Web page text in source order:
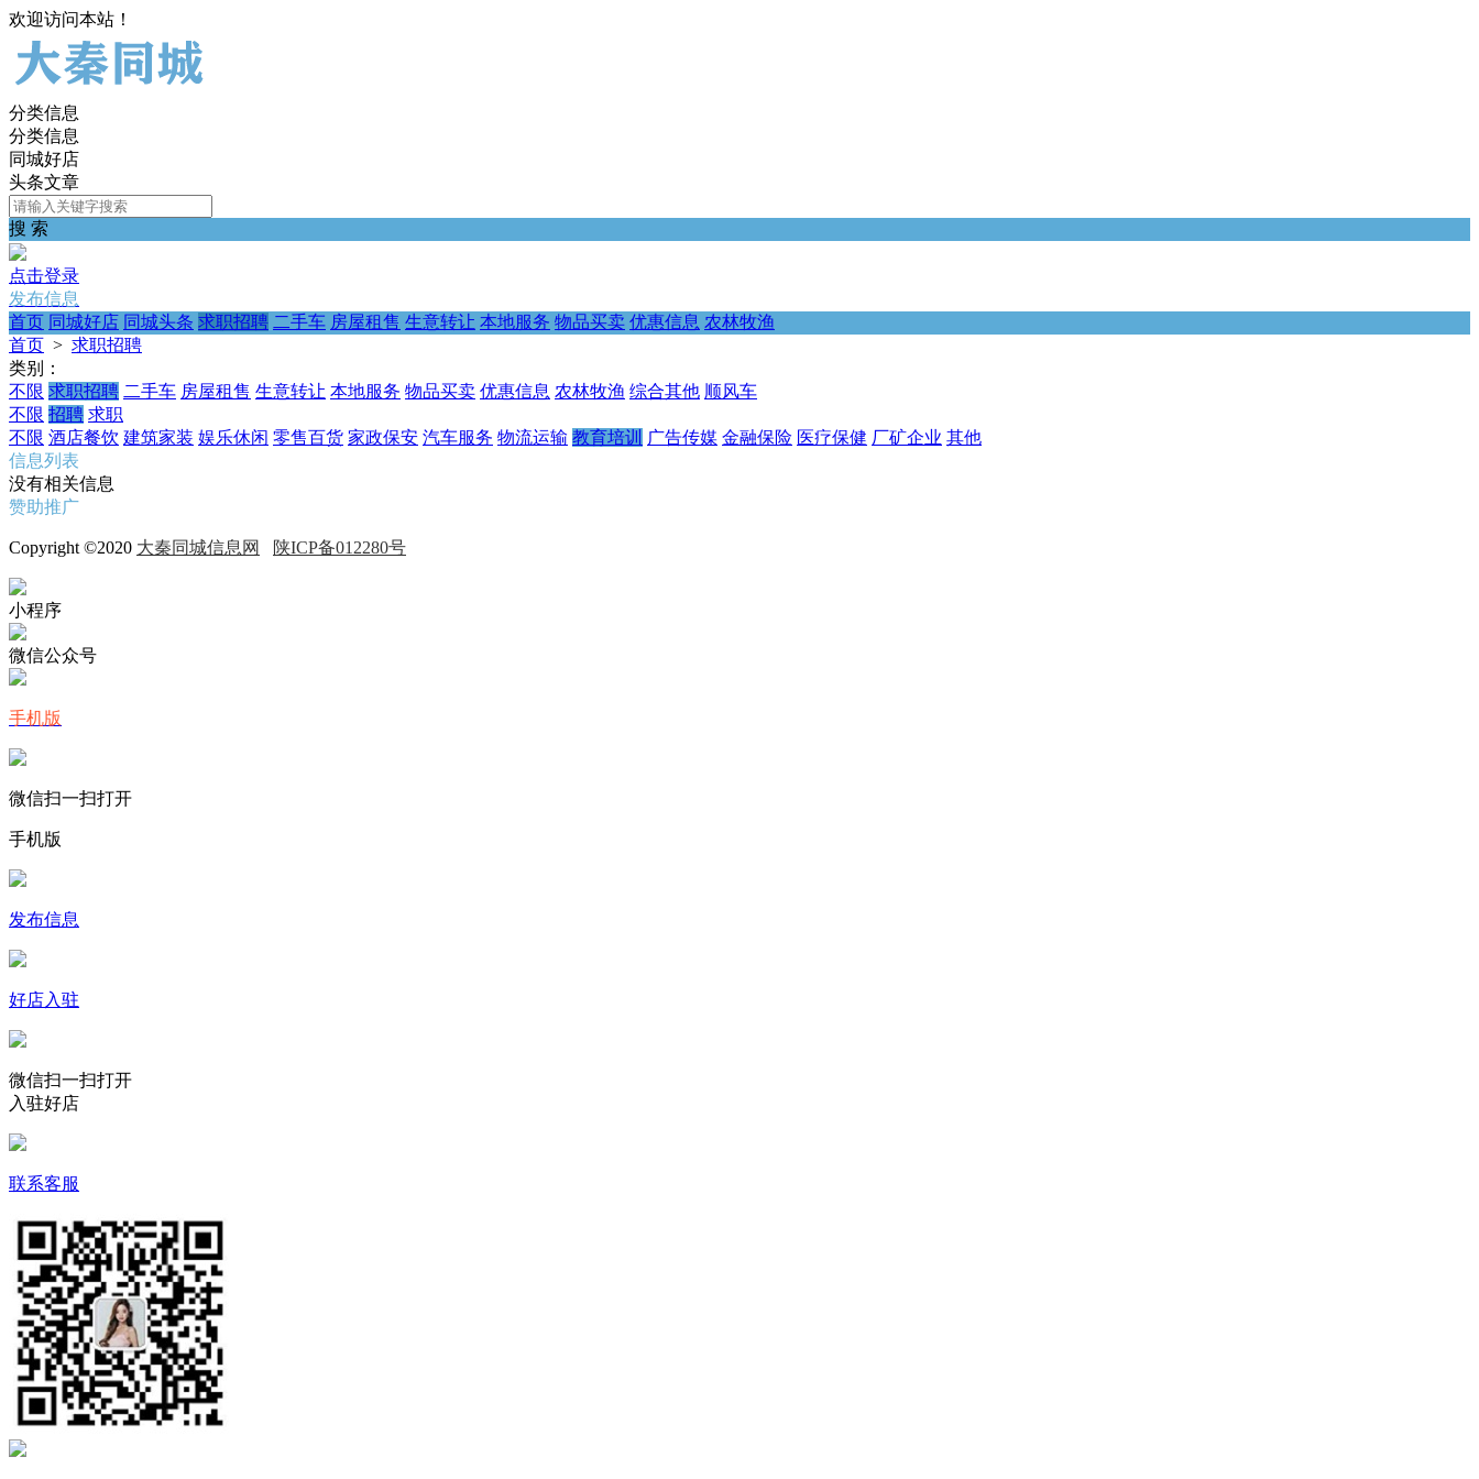
欢迎访问本站！
分类信息
分类信息
同城好店
头条文章
搜 索
点击登录
发布信息
首页 同城好店 同城头条 求职招聘 二手车 房屋租售 生意转让 本地服务 物品买卖 优惠信息 农林牧渔
首页 > 求职招聘
类别：
不限 求职招聘 二手车 房屋租售 生意转让 本地服务 物品买卖 优惠信息 农林牧渔 综合其他 顺风车
不限 招聘 求职
不限 酒店餐饮 建筑家装 娱乐休闲 零售百货 家政保安 汽车服务 物流运输 教育培训 广告传媒 金融保险 医疗保健 厂矿企业 其他
信息列表
没有相关信息
赞助推广
Copyright ©2020 大秦同城信息网 陕ICP备012280号
小程序
微信公众号
手机版
微信扫一扫打开
手机版
发布信息
好店入驻
微信扫一扫打开
入驻好店
联系客服